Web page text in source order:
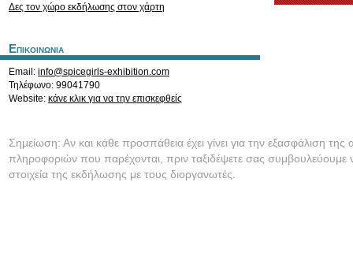
Δες τον χώρο εκδήλωσης στον χάρτη
Επικοινωνια
Email: info@spicegirls-exhibition.com
Τηλέφωνο: 99041790
Website: κάνε κλικ για να την επισκεφθείς
Σημείωση: Αν και κάθε προσπάθεια έχει γίνει για την εξασφάλιση της
πληροφοριών που παρέχονται, πριν ταξιδέψετε σας συμβουλεύουμε
στοιχεία της εκδήλωσης με τους διοργανωτές.